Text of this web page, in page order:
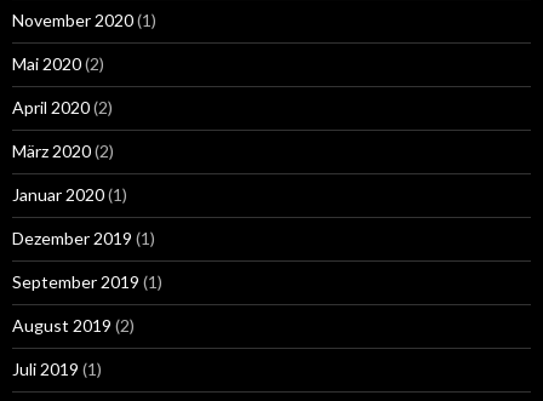
November 2020(1)
Mai 2020(2)
April 2020(2)
März 2020(2)
Januar 2020(1)
Dezember 2019 (1)
September 2019 (1)
August 2019 (2)
Juli 2019 (1)